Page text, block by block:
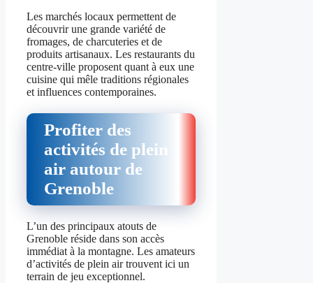
Les marchés locaux permettent de
découvrir une grande variété de
fromages, de charcuteries et de
produits artisanaux. Les restaurants du
centre-ville proposent quant à eux une
cuisine qui mêle traditions régionales
et influences contemporaines.
Profiter des
activités de plein
air autour de
Grenoble
L’un des principaux atouts de
Grenoble réside dans son accès
immédiat à la montagne. Les amateurs
d’activités de plein air trouvent ici un
terrain de jeu exceptionnel.